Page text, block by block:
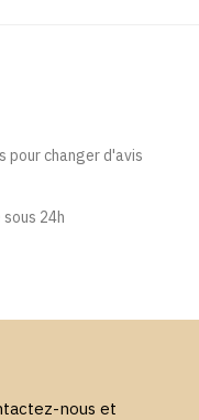
peuvent
être
pour changer d'avis
24h
nous et